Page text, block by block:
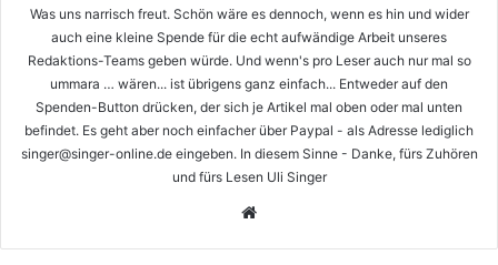
Was uns narrisch freut. Schön wäre es dennoch, wenn es hin und wider
auch eine kleine Spende für die echt aufwändige Arbeit unseres
Redaktions-Teams geben würde. Und wenn's pro Leser auch nur mal so
ummara … wären... ist übrigens ganz einfach... Entweder auf den
Spenden-Button drücken, der sich je Artikel mal oben oder mal unten
befindet. Es geht aber noch einfacher über Paypal - als Adresse lediglich
singer@singer-online.de eingeben. In diesem Sinne - Danke, fürs Zuhören
und fürs Lesen Uli Singer